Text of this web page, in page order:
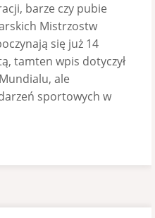
barze czy pubie
Mistrzostw
się już 14
tamten wpis dotyczył
ale
sportowych w